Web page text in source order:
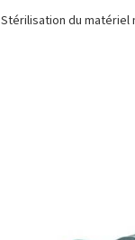
Stérilisation du matériel